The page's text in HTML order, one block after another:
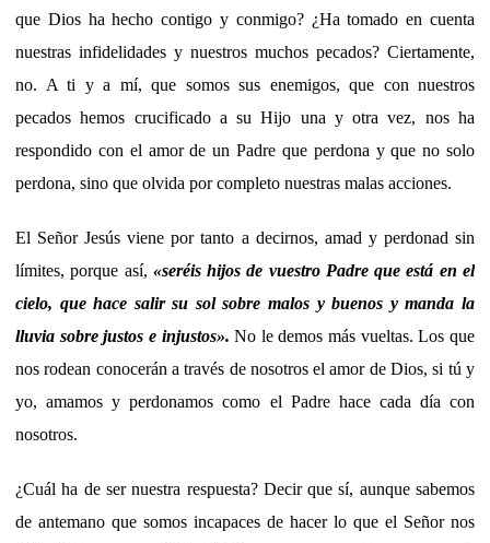
que Dios ha hecho contigo y conmigo? ¿Ha tomado en cuenta
nuestras infidelidades y nuestros muchos pecados? Ciertamente,
no. A ti y a mí, que somos sus enemigos, que con nuestros
pecados hemos crucificado a su Hijo una y otra vez, nos ha
respondido con el amor de un Padre que perdona y que no solo
perdona, sino que olvida por completo nuestras malas acciones.
El Señor Jesús viene por tanto a decirnos, amad y perdonad sin
límites, porque así, «seréis hijos de vuestro Padre que está en el
cielo, que hace salir su sol sobre malos y buenos y manda la
lluvia sobre justos e injustos».No le demos más vueltas. Los que
nos rodean conocerán a través de nosotros el amor de Dios, si tú y
yo, amamos y perdonamos como el Padre hace cada día con
nosotros.
¿Cuál ha de ser nuestra respuesta? Decir que sí, aunque sabemos
de antemano que somos incapaces de hacer lo que el Señor nos